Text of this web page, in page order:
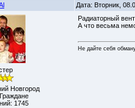
Дата: Вторник,
Новгород
1745
Радиаторный
А что весьма
Не дайте себя